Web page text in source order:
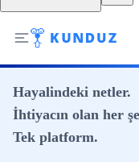
Hayalindeki netler.
İhtiyacın olan her
Tek platform.